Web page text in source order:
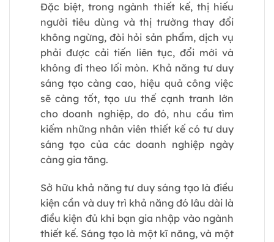
Đặc biệt, trong ngành thiết kế, thị hiếu
người tiêu dùng và thị trường thay đổi
không ngừng, đòi hỏi sản phẩm, dịch vụ
phải được cải tiến liên tục, đổi mới và
không đi theo lối mòn. Khả năng tư duy
sáng tạo càng cao, hiệu quả công việc
sẽ càng tốt, tạo ưu thế cạnh tranh lớn
cho doanh nghiệp, do đó, nhu cầu tìm
kiếm những nhân viên thiết kế có tư duy
sáng tạo của các doanh nghiệp ngày
càng gia tăng.
Sở hữu khả năng tư duy sáng tạo là điều
kiện cần và duy trì khả năng đó lâu dài là
điều kiện đủ khi bạn gia nhập vào ngành
thiết kế. Sáng tạo là một kĩ năng, và một